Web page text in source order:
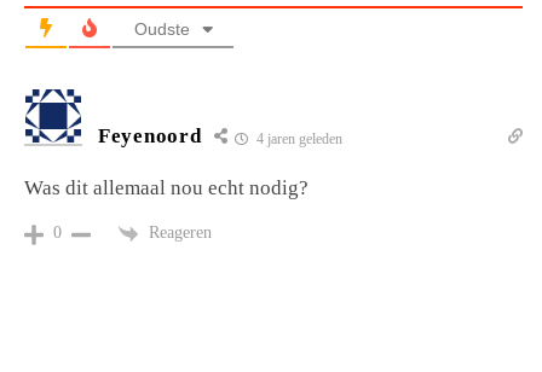
Oudste
Feyenoord 4 jaren geleden
Was dit allemaal nou echt nodig?
0 Reageren